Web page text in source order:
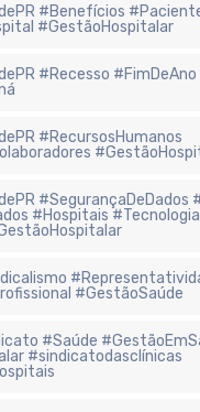
#Benefícios
#GestãoHospitalar
#Recesso #FimDeAno
#RecursosHumanos
#SegurançaDeDados
#Hospitais
#GestãoSaúde
#Saúde
#sindicatodasclínicas